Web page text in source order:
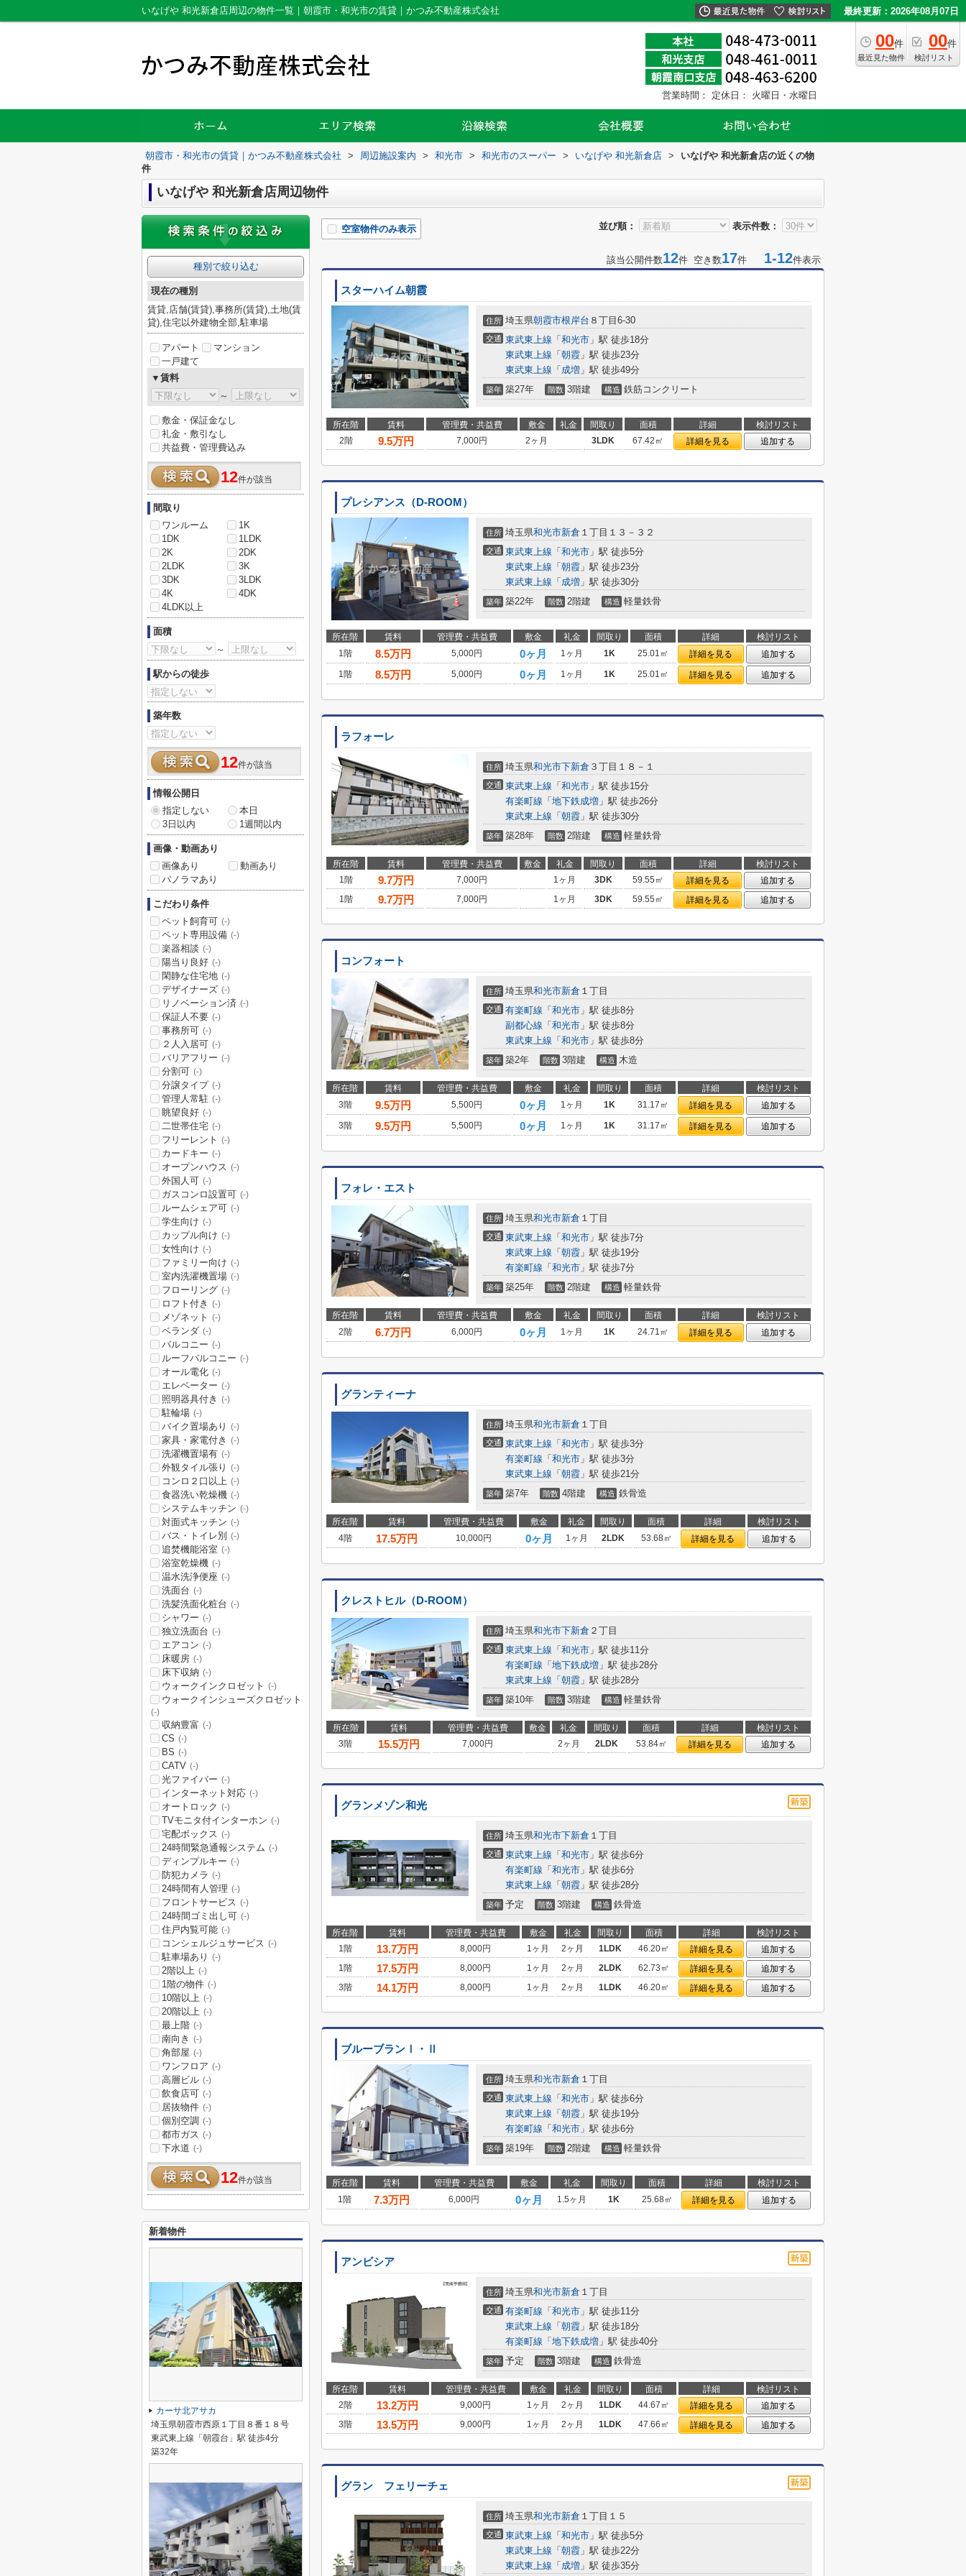
いなげや 和光新倉店周辺の物件一覧｜朝霞市・和光市の賃貸｜かつみ不動産株式会社 最終更新：2026年08月07日
00件
最近見た物件
00件
検討リスト
営業時間： 定休日： 火曜日・水曜日
朝霞市・和光市の賃貸｜かつみ不動産株式会社 > 周辺施設案内 > 和光市 > 和光市のスーパー > いなげや 和光新倉店 >
いなげや 和光新倉店の近くの物
件
いなげや 和光新倉店周辺物件
並び順： 表示件数：
空室物件のみ表示
該当公開件数12件 空き数17件 1-12件表示
スターハイム朝霞
住所 埼玉県朝霞市根岸台 ８丁目6-30
交通 東武東上線 「 和光市 」駅 徒歩18分
東武東上線 「 朝霞 」駅 徒歩23分
東武東上線 「 成増 」駅 徒歩49分
築年 築27年 階数 3階建 構造 鉄筋コンクリート
所在階 賃料 管理費・共益費 敷金 礼金 間取り 面積 詳細
検討リスト
2階
9.5万円 7,000円 2ヶ月 3LDK 67.42㎡ 詳細を見る 追加する
プレシアンス（D-ROOM）
住所 埼玉県和光市新倉 １丁目１３－３２
交通 東武東上線 「 和光市 」駅 徒歩5分
東武東上線 「 朝霞 」駅 徒歩23分
東武東上線 「 成増 」駅 徒歩30分
築年 築22年 階数 2階建 構造 軽量鉄骨
所在階 賃料 管理費・共益費 敷金 礼金 間取り 面積 詳細
検討リスト
1階
8.5万円 5,000円 0ヶ月 1ヶ月 1K 25.01㎡ 詳細を見る
追加する
1階
8.5万円 5,000円 0ヶ月 1ヶ月 1K 25.01㎡ 詳細を見る 追加する
ラフォーレ
住所 埼玉県和光市下新倉 ３丁目１８－１
交通 東武東上線 「 和光市 」駅 徒歩15分
有楽町線 「 地下鉄成増 」駅 徒歩26分
東武東上線 「 朝霞 」駅 徒歩30分
築年 築28年 階数 2階建 構造 軽量鉄骨
所在階 賃料 管理費・共益費 敷金 礼金 間取り 面積 詳細
検討リスト
1階
9.7万円 7,000円 1ヶ月 3DK 59.55㎡ 詳細を見る
追加する
1階
9.7万円 7,000円 1ヶ月 3DK 59.55㎡ 詳細を見る 追加する
コンフォート
住所 埼玉県和光市新倉 １丁目
交通 有楽町線 「 和光市 」駅 徒歩8分
副都心線 「 和光市 」駅 徒歩8分
東武東上線 「 和光市 」駅 徒歩8分
築年 築2年 階数 3階建 構造 木造
所在階 賃料 管理費・共益費 敷金 礼金 間取り 面積 詳細
検討リスト
3階
9.5万円 5,500円 0ヶ月 1ヶ月 1K 31.17㎡ 詳細を見る
追加する
3階
9.5万円 5,500円 0ヶ月 1ヶ月 1K 31.17㎡ 詳細を見る 追加する
フォレ・エスト
住所 埼玉県和光市新倉 １丁目
交通 東武東上線 「 和光市 」駅 徒歩7分
東武東上線 「 朝霞 」駅 徒歩19分
有楽町線 「 和光市 」駅 徒歩7分
築年 築25年 階数 2階建 構造 軽量鉄骨
所在階 賃料 管理費・共益費 敷金 礼金 間取り 面積 詳細
検討リスト
2階
6.7万円 6,000円 0ヶ月 1ヶ月 1K 24.71㎡ 詳細を見る 追加する
グランティーナ
住所 埼玉県和光市新倉 １丁目
交通 東武東上線 「 和光市 」駅 徒歩3分
有楽町線 「 和光市 」駅 徒歩3分
東武東上線 「 朝霞 」駅 徒歩21分
築年 築7年 階数 4階建 構造 鉄骨造
所在階 賃料 管理費・共益費 敷金 礼金 間取り 面積 詳細
検討リスト
4階
17.5万円 10,000円 0ヶ月 1ヶ月 2LDK 53.68㎡ 詳細を見る 追加する
クレストヒル（D-ROOM）
住所 埼玉県和光市下新倉 ２丁目
交通 東武東上線 「 和光市 」駅 徒歩11分
有楽町線 「 地下鉄成増 」駅 徒歩28分
東武東上線 「 朝霞 」駅 徒歩28分
築年 築10年 階数 3階建 構造 軽量鉄骨
所在階 賃料 管理費・共益費 敷金 礼金 間取り 面積 詳細
検討リスト
3階
15.5万円 7,000円 2ヶ月 2LDK 53.84㎡ 詳細を見る 追加する
グランメゾン和光
住所 埼玉県和光市下新倉 １丁目
交通 東武東上線 「 和光市 」駅 徒歩6分
有楽町線 「 和光市 」駅 徒歩6分
東武東上線 「 朝霞 」駅 徒歩28分
築年 予定 階数 3階建 構造 鉄骨造
所在階 賃料 管理費・共益費 敷金 礼金 間取り 面積 詳細
検討リスト
1階
13.7万円 8,000円 1ヶ月 2ヶ月 1LDK 46.20㎡ 詳細を見る
追加する
1階
17.5万円 8,000円 1ヶ月 2ヶ月 2LDK 62.73㎡ 詳細を見る
追加する
3階
14.1万円 8,000円 1ヶ月 2ヶ月 1LDK 46.20㎡ 詳細を見る 追加する
ブルーブランⅠ・Ⅱ
住所 埼玉県和光市新倉 １丁目
交通 東武東上線 「 和光市 」駅 徒歩6分
東武東上線 「 朝霞 」駅 徒歩19分
有楽町線 「 和光市 」駅 徒歩6分
築年 築19年 階数 2階建 構造 軽量鉄骨
所在階 賃料 管理費・共益費 敷金 礼金 間取り 面積 詳細
検討リスト
1階
7.3万円 6,000円 0ヶ月 1.5ヶ月 1K 25.68㎡ 詳細を見る 追加する
アンビシア
住所 埼玉県和光市新倉 １丁目
交通 有楽町線 「 和光市 」駅 徒歩11分
東武東上線 「 朝霞 」駅 徒歩18分
有楽町線 「 地下鉄成増 」駅 徒歩40分
築年 予定 階数 3階建 構造 鉄骨造
所在階 賃料 管理費・共益費 敷金 礼金 間取り 面積 詳細
検討リスト
2階
13.2万円 9,000円 1ヶ月 2ヶ月 1LDK 44.67㎡ 詳細を見る
追加する
3階
13.5万円 9,000円 1ヶ月 2ヶ月 1LDK 47.66㎡ 詳細を見る 追加する
グラン フェリーチェ
住所 埼玉県和光市新倉 １丁目１５
交通 東武東上線 「 和光市 」駅 徒歩5分
東武東上線 「 朝霞 」駅 徒歩22分
東武東上線 「 成増 」駅 徒歩35分
種別で絞り込む
現在の種別
賃貸,店舗(賃貸),事務所(賃貸),土地(賃
貸),住宅以外建物全部,駐車場
アパート
マンション
一戸建て
▼賃料
～
敷金・保証金なし
礼金・敷引なし
共益費・管理費込み
12件が該当
間取り
ワンルーム
1K
1DK
1LDK
2K
2DK
2LDK
3K
3DK
3LDK
4K
4DK
4LDK以上
面積
～
駅からの徒歩
築年数
12件が該当
情報公開日
指定しない
本日
3日以内
1週間以内
画像・動画あり
画像あり
動画あり
パノラマあり
こだわり条件
ペット飼育可 (-)
ペット専用設備 (-)
楽器相談 (-)
陽当り良好 (-)
閑静な住宅地 (-)
デザイナーズ (-)
リノベーション済 (-)
保証人不要 (-)
事務所可 (-)
２人入居可 (-)
バリアフリー (-)
分割可 (-)
分譲タイプ (-)
管理人常駐 (-)
眺望良好 (-)
二世帯住宅 (-)
フリーレント (-)
カードキー (-)
オープンハウス (-)
外国人可 (-)
ガスコンロ設置可 (-)
ルームシェア可 (-)
学生向け (-)
カップル向け (-)
女性向け (-)
ファミリー向け (-)
室内洗濯機置場 (-)
フローリング (-)
ロフト付き (-)
メゾネット (-)
ベランダ (-)
バルコニー (-)
ルーフバルコニー (-)
オール電化 (-)
エレベーター (-)
照明器具付き (-)
駐輪場 (-)
バイク置場あり (-)
家具・家電付き (-)
洗濯機置場有 (-)
外観タイル張り (-)
コンロ２口以上 (-)
食器洗い乾燥機 (-)
システムキッチン (-)
対面式キッチン (-)
バス・トイレ別 (-)
追焚機能浴室 (-)
浴室乾燥機 (-)
温水洗浄便座 (-)
洗面台 (-)
洗髪洗面化粧台 (-)
シャワー (-)
独立洗面台 (-)
エアコン (-)
床暖房 (-)
床下収納 (-)
ウォークインクロゼット (-)
ウォークインシューズクロゼット
(-)
収納豊富 (-)
CS (-)
BS (-)
CATV (-)
光ファイバー (-)
インターネット対応 (-)
オートロック (-)
TVモニタ付インターホン (-)
宅配ボックス (-)
24時間緊急通報システム (-)
ディンプルキー (-)
防犯カメラ (-)
24時間有人管理 (-)
フロントサービス (-)
24時間ゴミ出し可 (-)
住戸内覧可能 (-)
コンシェルジュサービス (-)
駐車場あり (-)
2階以上 (-)
1階の物件 (-)
10階以上 (-)
20階以上 (-)
最上階 (-)
南向き (-)
角部屋 (-)
ワンフロア (-)
高層ビル (-)
飲食店可 (-)
居抜物件 (-)
個別空調 (-)
都市ガス (-)
下水道 (-)
12件が該当
新着物件
カーサ北アサカ
埼玉県朝霞市西原１丁目８番１８号
東武東上線「朝霞台」駅 徒歩4分
築32年